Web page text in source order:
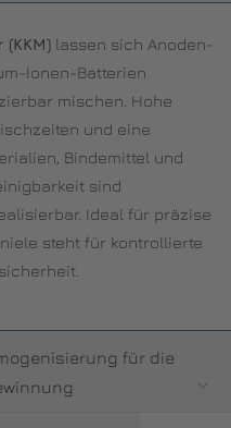
lassen sich Anoden-
Ionen-Batterien
mischen. Hohe
und eine
Bindemittel und
sind
Ideal für präzise
steht für kontrollierte
für die